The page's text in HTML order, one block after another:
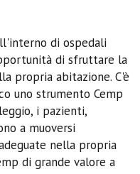
di ospedali
di sfruttare la
propria abitazione. C'è
uno strumento Cemp
i pazienti,
a muoversi
nella propria
di grande valore a